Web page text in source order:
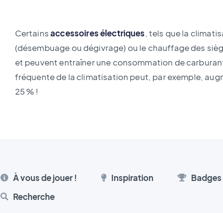
Certainsaccessoires électriques, tels que la
(désembuage ou dégivrage) ou le chauffage des
et peuvent entraîner une consommation de
fréquente de la climatisation peut, par exemple,
25 % !
À vous de jouer ! Inspiration Badges
Recherche